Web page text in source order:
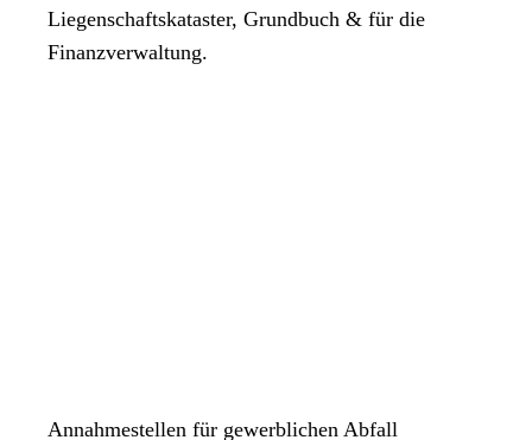
Liegenschaftskataster, Grundbuch & für die
Finanzverwaltung.
Annahmestellen für gewerblichen Abfall